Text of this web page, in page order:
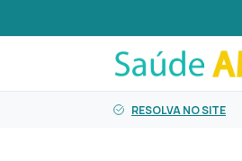
RESOLVA NO SITE